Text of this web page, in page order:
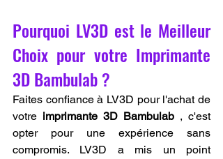
Pourquoi LV3D est le Meilleur
Choix pour votre Imprimante
3D Bambulab ?
Faites confiance à LV3D pour l'achat de
votre imprimante 3D Bambulab , c'est
opter pour une expérience sans
compromis. LV3D a mis un point